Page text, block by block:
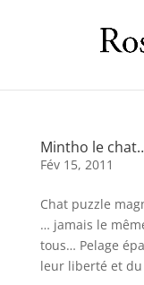
Mintho le
Fév 15, 2011
Chat puzzle
… jamais le
tous… Pelage
leur liberté et